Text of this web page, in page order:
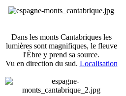
Dans les monts Cantabriques les
lumières sont magnifiques, le fleuve
l'Èbre y prend sa source.
Vu en direction du sud. Localisation